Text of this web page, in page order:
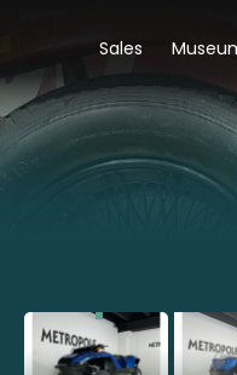
Sales
‹